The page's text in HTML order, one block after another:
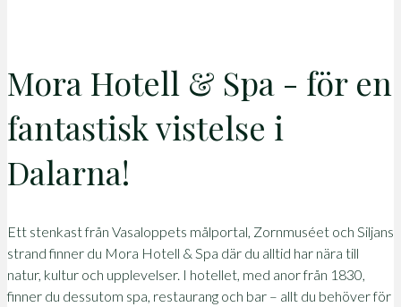
Mora Hotell & Spa - för en
fantastisk vistelse i
Dalarna!
Ett stenkast från Vasaloppets målportal, Zornmuséet och Siljans
strand finner du Mora Hotell & Spa där du alltid har nära till
natur, kultur och upplevelser. I hotellet, med anor från 1830,
finner du dessutom spa, restaurang och bar – allt du behöver för